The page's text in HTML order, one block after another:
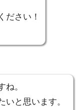
ださい！
ね。
いと思います。